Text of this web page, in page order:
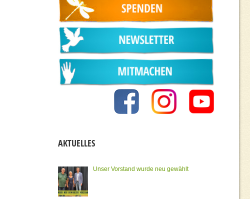
AKTUELLES
Unser Vorstand wurde neu gewählt